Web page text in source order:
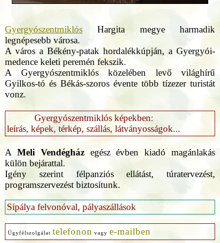
Gyergyószentmiklós Hargita megye harmadik
legnépesebb városa.
A város a Békény-patak hordalékkúpján, a Gyergyói-
medence keleti peremén fekszik.
A Gyergyószentmiklós közelében levő világhírű
Gyilkos-tó és Békás-szoros évente több tízezer turistát
vonz.
Gyergyószentmiklós képekben:
leírás, képek, térkép, szállás, látványosságok...
A Meli Vendégházegész évben kiadó magánlakás
külön bejárattal.
Igény szerint félpanziós ellátást, túratervezést,
programszervezést biztosítunk.
Sípálya felvonóval, pályaszállások
Ügyfélszolgálat telefonon vagy e-mailben